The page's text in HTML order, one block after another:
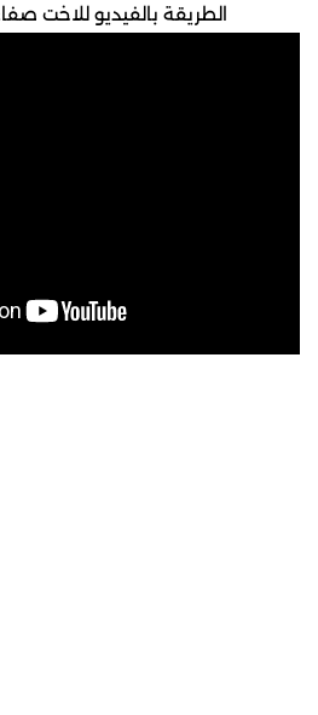
الطريقة بالفيديو للاخت